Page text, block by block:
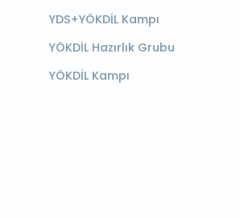
YDS+YÖKDİL Kampı
YÖKDİL Hazırlık Grubu
YÖKDİL Kampı